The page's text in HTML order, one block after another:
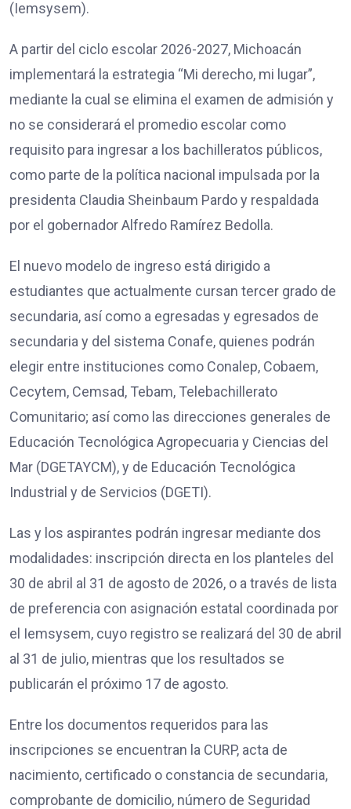
(Iemsysem).
A partir del ciclo escolar 2026-2027, Michoacán
implementará la estrategia “Mi derecho, mi lugar”,
mediante la cual se elimina el examen de admisión y
no se considerará el promedio escolar como
requisito para ingresar a los bachilleratos públicos,
como parte de la política nacional impulsada por la
presidenta Claudia Sheinbaum Pardo y respaldada
por el gobernador Alfredo Ramírez Bedolla.
El nuevo modelo de ingreso está dirigido a
estudiantes que actualmente cursan tercer grado de
secundaria, así como a egresadas y egresados de
secundaria y del sistema Conafe, quienes podrán
elegir entre instituciones como Conalep, Cobaem,
Cecytem, Cemsad, Tebam, Telebachillerato
Comunitario; así como las direcciones generales de
Educación Tecnológica Agropecuaria y Ciencias del
Mar (DGETAYCM), y de Educación Tecnológica
Industrial y de Servicios (DGETI).
Las y los aspirantes podrán ingresar mediante dos
modalidades: inscripción directa en los planteles del
30 de abril al 31 de agosto de 2026, o a través de lista
de preferencia con asignación estatal coordinada por
el Iemsysem, cuyo registro se realizará del 30 de abril
al 31 de julio, mientras que los resultados se
publicarán el próximo 17 de agosto.
Entre los documentos requeridos para las
inscripciones se encuentran la CURP, acta de
nacimiento, certificado o constancia de secundaria,
comprobante de domicilio, número de Seguridad